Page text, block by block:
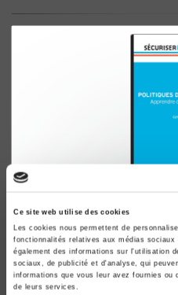
Ce site web utilise des cookies
Les cookies nous permettent de
fonctionnalités relatives aux médias
également des informations sur l'utilisation
sociaux, de publicité et d'analyse, qui
informations que vous leur avez fournies
de leurs services.
Politiques de l'emploi
Apprendre de l'expérience
Bruno Crépon, Gérard Van den